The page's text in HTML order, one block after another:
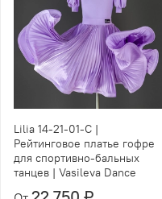
Lilia 14-21-01-C |
Рейтинговое платье гофре
для спортивно-бальных
танцев | Vasileva Dance